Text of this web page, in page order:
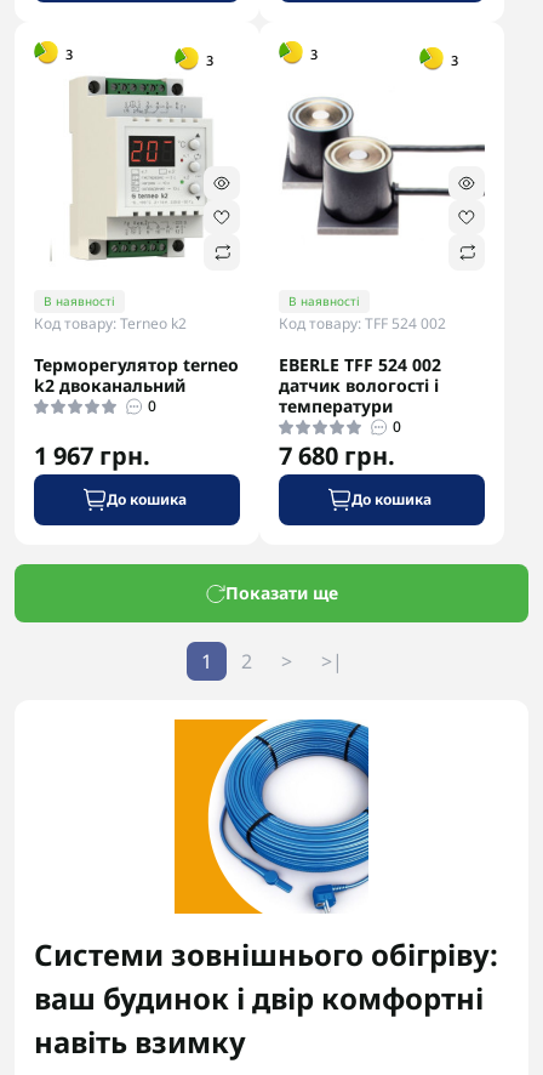
3
-5% в корзині
3
В наявності
Код товару: Terneo k2
Терморегулятор terneo
k2 двоканальний
0
1 967 грн.
До кошика
3
-5% в корзині
3
В наявності
Код товару: TFF 524 002
EBERLE TFF 524 002
датчик вологості і
температури
0
7 680 грн.
До кошика
Показати ще
1 2 > >|
Системи зовнішнього обігріву:
ваш будинок і двір комфортні
навіть взимку